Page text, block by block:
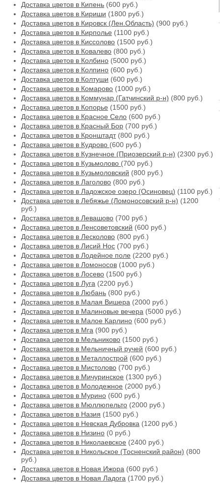
Доставка цветов в Кипень (600 руб.)
Доставка цветов в Кириши (1800 руб.)
Доставка цветов в Кировск (Лен.Область) (900 руб.)
Доставка цветов в Кирполье (1100 руб.)
Доставка цветов в Киссолово (1500 руб.)
Доставка цветов в Ковалево (800 руб.)
Доставка цветов в Колбино (5000 руб.)
Доставка цветов в Колпино (600 руб.)
Доставка цветов в Колтуши (600 руб.)
Доставка цветов в Комарово (1000 руб.)
Доставка цветов в Коммунар (Гатчинский р-н) (800 руб.)
Доставка цветов в Копорье (1500 руб.)
Доставка цветов в Красное Село (600 руб.)
Доставка цветов в Красный Бор (700 руб.)
Доставка цветов в Кронштадт(800 руб.)
Доставка цветов в Кудрово (600 руб.)
Доставка цветов в Кузнечное (Приозерский р-н) (2300 руб.)
Доставка цветов в Кузьмолово (700 руб.)
Доставка цветов в Кузьмоловский (800 руб.)
Доставка цветов в Лаголово (800 руб.)
Доставка цветов в Ладожское озеро (Осиновец) (1100 руб.)
Доставка цветов в Лебяжье (Ломоносовский р-н) (1200
руб.)
Доставка цветов в Левашово (700 руб.)
Доставка цветов в Ленсоветовский (600 руб.)
Доставка цветов в Лесколово (800 руб.)
Доставка цветов в Лисий Нос (700 руб.)
Доставка цветов в Лодейное поле (2200 руб.)
Доставка цветов в Ломоносов (1000 руб.)
Доставка цветов в Лосево (1500 руб.)
Доставка цветов в Луга (2200 руб.)
Доставка цветов в Любань (800 руб.)
Доставка цветов в Малая Вишера (2000 руб.)
Доставка цветов в Малиновые вечера (5000 руб.)
Доставка цветов в Малое Карлино (600 руб.)
Доставка цветов в Мга (900 руб.)
Доставка цветов в Мельниково (1500 руб.)
Доставка цветов в Мельничный ручей (600 руб.)
Доставка цветов в Металлострой (600 руб.)
Доставка цветов в Мистолово (700 руб.)
Доставка цветов в Мичуринское (1300 руб.)
Доставка цветов в Молодежное (2000 руб.)
Доставка цветов в Мурино (600 руб.)
Доставка цветов в Мюллюпельто (2000 руб.)
Доставка цветов в Назия (1500 руб.)
Доставка цветов в Невская Дубровка (1200 руб.)
Доставка цветов в Низино (0 руб.)
Доставка цветов в Николаевское (2400 руб.)
Доставка цветов в Никольское (Тосненский район) (800
руб.)
Доставка цветов в Новая Ижора (600 руб.)
Доставка цветов в Новая Ладога (1700 руб.)